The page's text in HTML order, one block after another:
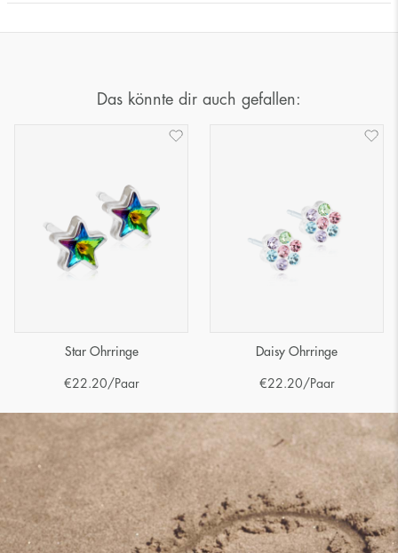
Das könnte dir auch gefallen:
Star Ohrringe
€22.20/Paar
Daisy Ohrringe
€22.20/Paar